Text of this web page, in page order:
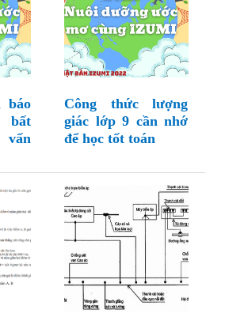
báo
bất
Công thức lượng
giác lớp 9 cần nhớ
để học tốt toán